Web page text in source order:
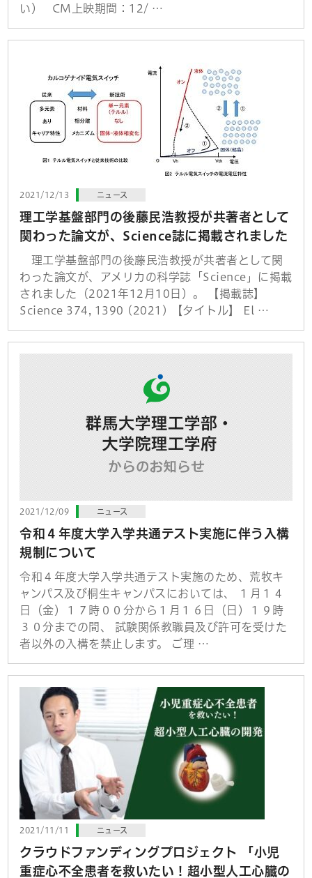
い） CM上映期間：12/ …
2021/12/13 ニュース
理工学基盤部門の後藤民浩教授が共著者として
関わった論文が、Science誌に掲載されました
理工学基盤部門の後藤民浩教授が共著者として関
わった論文が、アメリカの科学誌「Science」に掲載
されました（2021年12月10日）。 【掲載誌】
Science 374, 1390 (2021) 【タイトル】 El …
2021/12/09 ニュース
令和４年度大学入学共通テスト実施に伴う入構
規制について
令和４年度大学入学共通テスト実施のため、荒牧キ
ャンパス及び桐生キャンパスにおいては、 １月１４
日（金）１７時００分から１月１６日（日）１９時
３０分までの間、 試験関係教職員及び許可を受けた
者以外の入構を禁止します。 ご理 …
2021/11/11 ニュース
クラウドファンディングプロジェクト 「小児
重症心不全患者を救いたい！超小型人工心臓の